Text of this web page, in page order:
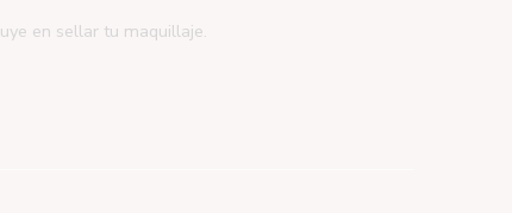
en sellar tu maquillaje.